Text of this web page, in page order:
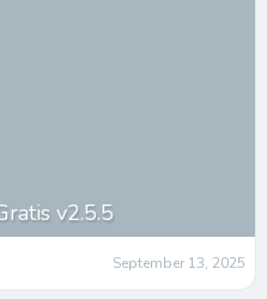
v2.5.5
September 13, 2025